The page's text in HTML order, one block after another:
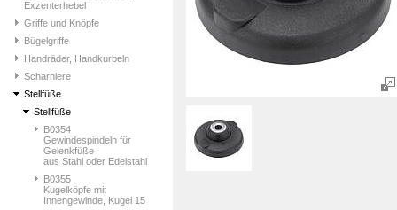
Exzenterhebel
Griffe und Knöpfe
Bügelgriffe
Handräder, Handkurbeln
Scharniere
Stellfüße
Stellfüße
B0354
Gewindespindeln für
Gelenkfüße
aus Stahl oder Edelstahl
B0355
Kugelköpfe mit
Innengewinde, Kugel 15